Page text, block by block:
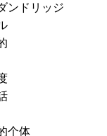
ンドリッジ
个体